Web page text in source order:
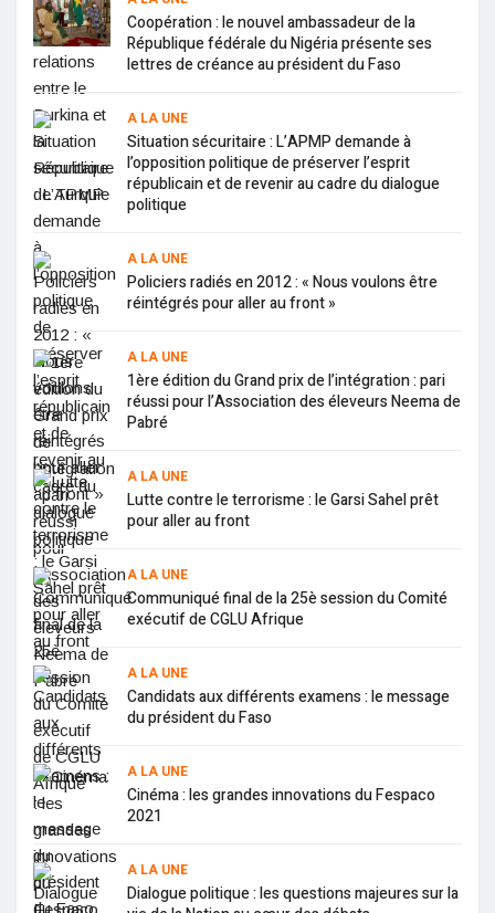
Coopération : le nouvel ambassadeur de la
République fédérale du Nigéria présente ses
lettres de créance au président du Faso
A LA UNE
Situation sécuritaire : L’APMP demande à
l’opposition politique de préserver l’esprit
républicain et de revenir au cadre du dialogue
politique
A LA UNE
Policiers radiés en 2012 : « Nous voulons être
réintégrés pour aller au front »
A LA UNE
1ère édition du Grand prix de l’intégration : pari
réussi pour l’Association des éleveurs Neema de
Pabré
A LA UNE
Lutte contre le terrorisme : le Garsi Sahel prêt
pour aller au front
A LA UNE
Communiqué final de la 25è session du Comité
exécutif de CGLU Afrique
A LA UNE
Candidats aux différents examens : le message
du président du Faso
A LA UNE
Cinéma : les grandes innovations du Fespaco
2021
A LA UNE
Dialogue politique : les questions majeures sur la